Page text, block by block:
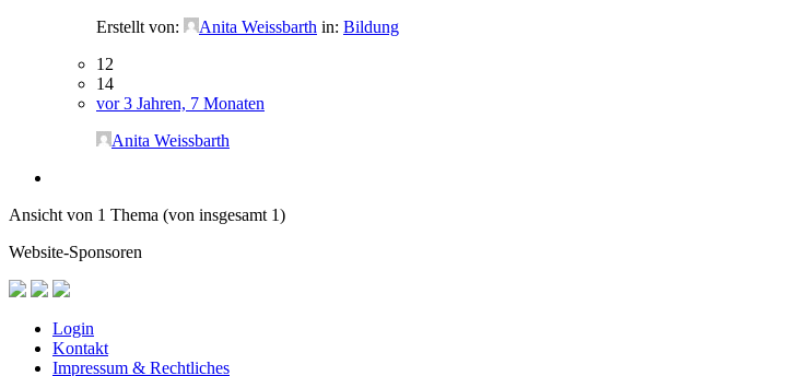
Erstellt von:
Anita Weissbarth in: Bildung
12
14
vor 3 Jahren, 7 Monaten
Anita Weissbarth
Ansicht von 1 Thema (von insgesamt 1)
Website-Sponsoren
Login
Kontakt
Impressum & Rechtliches